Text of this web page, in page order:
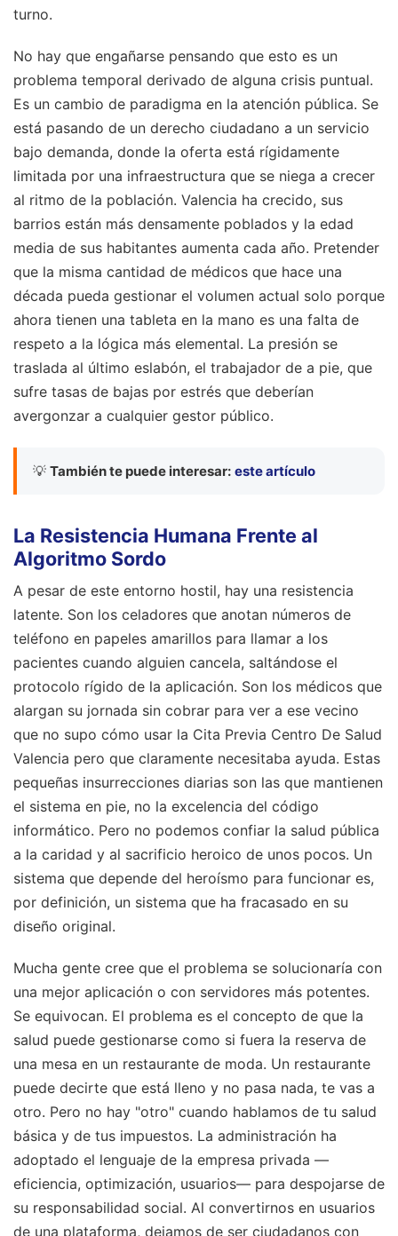
turno.
No hay que engañarse pensando que esto es un
problema temporal derivado de alguna crisis puntual.
Es un cambio de paradigma en la atención pública. Se
está pasando de un derecho ciudadano a un servicio
bajo demanda, donde la oferta está rígidamente
limitada por una infraestructura que se niega a crecer
al ritmo de la población. Valencia ha crecido, sus
barrios están más densamente poblados y la edad
media de sus habitantes aumenta cada año. Pretender
que la misma cantidad de médicos que hace una
década pueda gestionar el volumen actual solo porque
ahora tienen una tableta en la mano es una falta de
respeto a la lógica más elemental. La presión se
traslada al último eslabón, el trabajador de a pie, que
sufre tasas de bajas por estrés que deberían
avergonzar a cualquier gestor público.
💡 También te puede interesar: este artículo
La Resistencia Humana Frente al
Algoritmo Sordo
A pesar de este entorno hostil, hay una resistencia
latente. Son los celadores que anotan números de
teléfono en papeles amarillos para llamar a los
pacientes cuando alguien cancela, saltándose el
protocolo rígido de la aplicación. Son los médicos que
alargan su jornada sin cobrar para ver a ese vecino
que no supo cómo usar la Cita Previa Centro De Salud
Valencia pero que claramente necesitaba ayuda. Estas
pequeñas insurrecciones diarias son las que mantienen
el sistema en pie, no la excelencia del código
informático. Pero no podemos confiar la salud pública
a la caridad y al sacrificio heroico de unos pocos. Un
sistema que depende del heroísmo para funcionar es,
por definición, un sistema que ha fracasado en su
diseño original.
Mucha gente cree que el problema se solucionaría con
una mejor aplicación o con servidores más potentes.
Se equivocan. El problema es el concepto de que la
salud puede gestionarse como si fuera la reserva de
una mesa en un restaurante de moda. Un restaurante
puede decirte que está lleno y no pasa nada, te vas a
otro. Pero no hay "otro" cuando hablamos de tu salud
básica y de tus impuestos. La administración ha
adoptado el lenguaje de la empresa privada —
eficiencia, optimización, usuarios— para despojarse de
su responsabilidad social. Al convertirnos en usuarios
de una plataforma, dejamos de ser ciudadanos con